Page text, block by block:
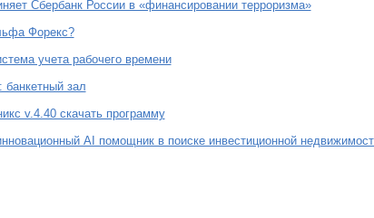
Сбербанк России в «финансировании терроризма»
Форекс?
учета рабочего времени
банкетный зал
v.4.40 скачать программу
AI помощник в поиске инвестиционной